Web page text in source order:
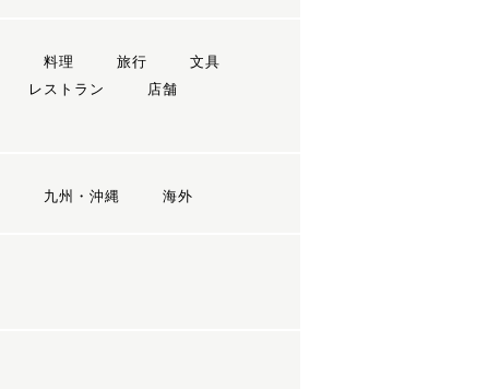
料理 旅行
文具
レストラン
店舗
九州・沖縄 海外